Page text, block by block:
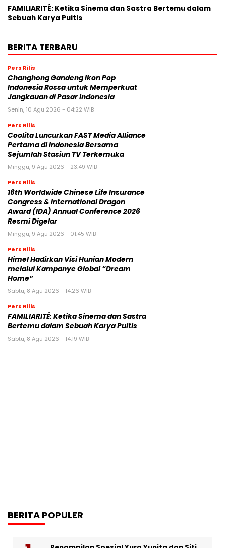
FAMILIARITÉ: Ketika Sinema dan Sastra Bertemu dalam
Sebuah Karya Puitis
BERITA TERBARU
Pers Rilis
Changhong Gandeng Ikon Pop
Indonesia Rossa untuk Memperkuat
Jangkauan di Pasar Indonesia
Senin, 10 Agu 2026 - 04:22 WIB
Pers Rilis
Coolita Luncurkan FAST Media Alliance
Pertama di Indonesia Bersama
Sejumlah Stasiun TV Terkemuka
Minggu, 9 Agu 2026 - 23:49 WIB
Pers Rilis
16th Worldwide Chinese Life Insurance
Congress & International Dragon
Award (IDA) Annual Conference 2026
Resmi Digelar
Minggu, 9 Agu 2026 - 01:45 WIB
Pers Rilis
Himel Hadirkan Visi Hunian Modern
melalui Kampanye Global “Dream
Home”
Sabtu, 8 Agu 2026 - 14:26 WIB
Pers Rilis
FAMILIARITÉ: Ketika Sinema dan Sastra
Bertemu dalam Sebuah Karya Puitis
Sabtu, 8 Agu 2026 - 14:19 WIB
BERITA POPULER